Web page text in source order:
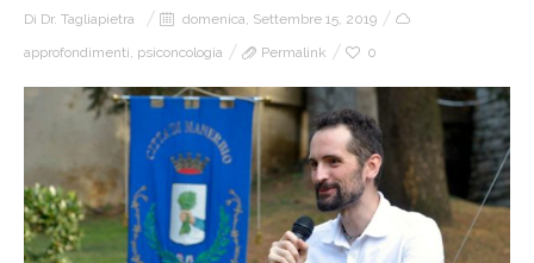
Di Dr. Tagliapietra
domenica, Settembre 15, 2019
approfondimenti psiconcologia Permalink 0